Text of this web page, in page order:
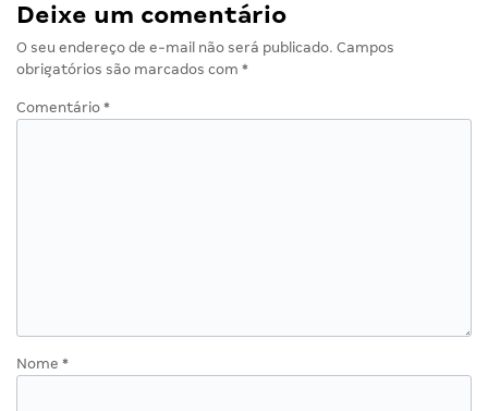
Deixe um comentário
O seu endereço de e-mail não será publicado. Campos
obrigatórios são marcados com *
Comentário *
Nome *